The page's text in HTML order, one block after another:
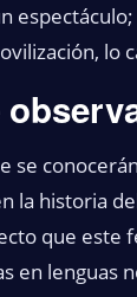
lo
se
la historia
que este
en lenguas